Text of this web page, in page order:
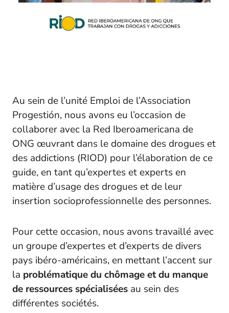
Au sein de l’unité Emploi de l’Association
Progestión, nous avons eu l’occasion de
collaborer avec la Red Iberoamericana de
ONG œuvrant dans le domaine des drogues et
des addictions (RIOD) pour l’élaboration de ce
guide, en tant qu’expertes et experts en
matière d’usage des drogues et de leur
insertion socioprofessionnelle des personnes.
Pour cette occasion, nous avons travaillé avec
un groupe d’expertes et d’experts de divers
pays ibéro-américains, en mettant l’accent sur
la problématique du chômage et du manque
de ressources spécialisées au sein des
différentes sociétés.